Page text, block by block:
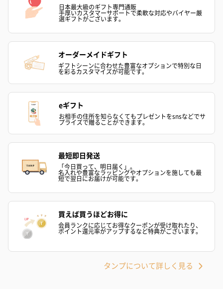
日本最大級のギフト専門通販
手厚いカスタマーサポートで柔軟な対応やバイヤー厳
選ギフトがございます。
オーダーメイドギフト
ギフトシーンに合わせた豊富なオプションで特別な日
を彩るカスタマイズが可能です。
eギフト
お相手の住所を知らなくてもプレゼントをsnsなどでサ
プライズで贈ることができます。
最短即日発送
「今日買って、明日届く」。
名入れや豊富なラッピングやオプションを施しても最
短で翌日にお届けが可能です。
買えば買うほどお得に
会員ランクに応じてお得なクーポンが受け取れたり、
ポイント還元率がアップするなど特典がございます。
タンプについて詳しく見る